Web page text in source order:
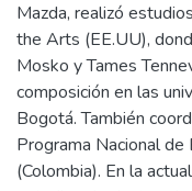
Mazda, realizó
the Arts (EE.UU),
Mosko y Tames
composición en las
Bogotá. También
Programa Nacional
(Colombia). En la